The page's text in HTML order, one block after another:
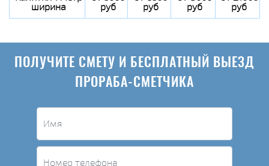
ширина руб руб руб руб
ПОЛУЧИТЕ СМЕТУ И БЕСПЛАТНЫЙ ВЫЕЗД
ПРОРАБА-СМЕТЧИКА